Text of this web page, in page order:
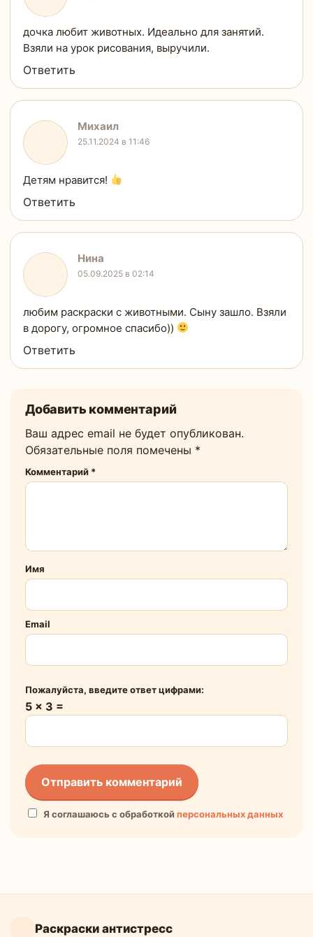
дочка любит животных. Идеально для занятий.
Взяли на урок рисования, выручили.
Ответить
Михаил
25.11.2024 в 11:46
Детям нравится!
Ответить
Нина
05.09.2025 в 02:14
любим раскраски с животными. Сыну зашло. Взяли
в дорогу, огромное спасибо))
Ответить
Добавить комментарий
Ваш адрес email не будет опубликован.
Обязательные поля помечены *
Комментарий *
Имя
Email
Пожалуйста, введите ответ цифрами:
5 × 3 =
Я соглашаюсь с обработкойперсональных данных
Раскраски антистресс